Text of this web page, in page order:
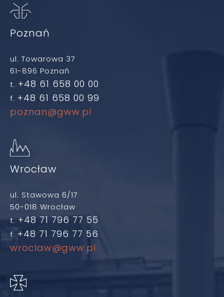
Poznań
ul. Towarowa 37
61-896 Poznań
t. +48 61 658 00 00
f. +48 61 658 00 99
poznan@gww.pl
Wrocław
ul. Stawowa 6/17
50-018 Wrocław
t. +48 71 796 77 55
f. +48 71 796 77 56
wroclaw@gww.pl